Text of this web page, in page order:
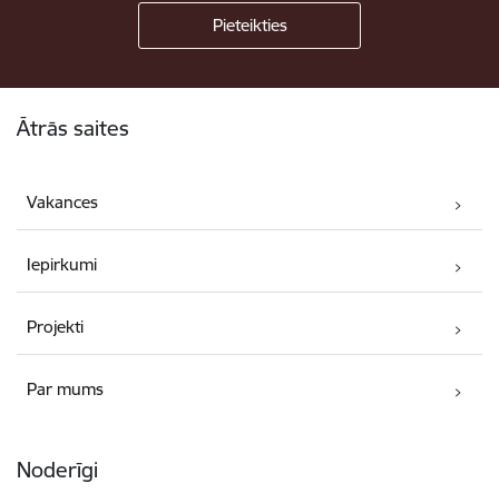
Ātrās saites
Vakances
Iepirkumi
Projekti
Par mums
Noderīgi